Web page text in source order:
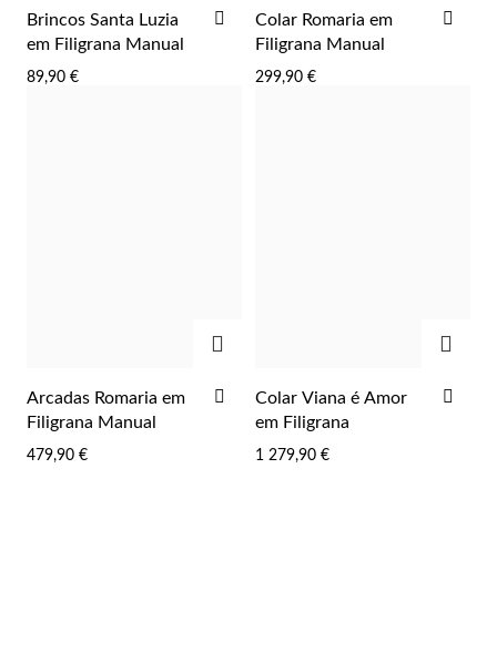
Brincos Santa Luzia
em Filigrana Manual
89,90 €
ADICIONAR
AOS
Colar Romaria em
Filigrana Manual
299,90 €
Arcadas Romaria em
Filigrana Manual
479,90 €
ADICIONAR
AOS
Colar Viana é Amor
em Filigrana
1 279,90 €